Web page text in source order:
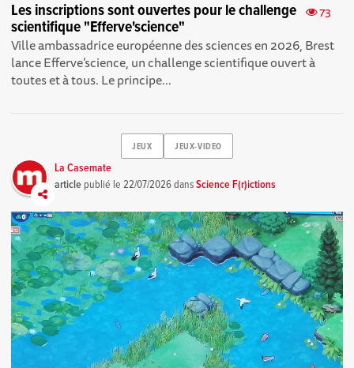
73
Les inscriptions sont ouvertes pour le challenge
scientifique "Efferve'science"
Ville ambassadrice européenne des sciences en 2026, Brest
lance Efferve’science, un challenge scientifique ouvert à
toutes et à tous. Le principe...
JEUX JEUX-VIDEO
La Casemate
article publié le22/07/2026dansScience F(r)ictions